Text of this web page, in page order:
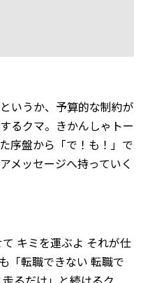
いうか、予算的な制約が
るクマ。きかんしゃトー
序盤から「で！も！」で
メッセージへ持っていく
キミを運ぶよ それが仕
「転職できない 転職で